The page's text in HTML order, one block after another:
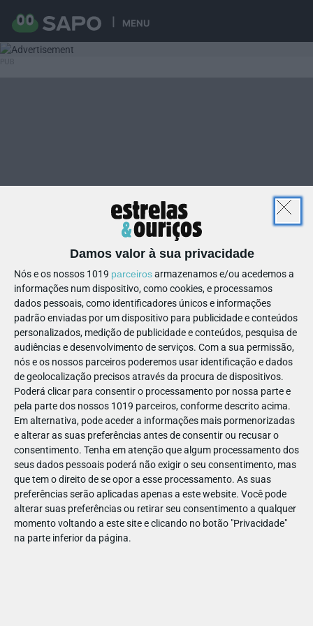
MENU
Damos valor à sua privacidade
Nós e os nossos 1019 parceirosarmazenamos e/ou acedemos a
informações num dispositivo, como cookies, e processamos
dados pessoais, como identificadores únicos e informações
padrão enviadas por um dispositivo para publicidade e conteúdos
personalizados, medição de publicidade e conteúdos, pesquisa de
audiências e desenvolvimento de serviços. Com a sua permissão,
nós e os nossos parceiros poderemos usar identificação e dados
de geolocalização precisos através da procura de dispositivos.
Poderá clicar para consentir o processamento por nossa parte e
pela parte dos nossos 1019 parceiros, conforme descrito acima.
Em alternativa, pode aceder a informações mais pormenorizadas
e alterar as suas preferências antes de consentir ou recusar o
consentimento. Tenha em atenção que algum processamento dos
seus dados pessoais poderá não exigir o seu consentimento, mas
que tem o direito de se opor a esse processamento. As suas
preferências serão aplicadas apenas a este website. Você pode
alterar suas preferências ou retirar seu consentimento a qualquer
momento voltando a este site e clicando no botão "Privacidade"
na parte inferior da página.
17
434281015811915